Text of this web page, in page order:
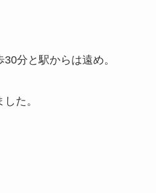
分と駅からは遠め。
た。